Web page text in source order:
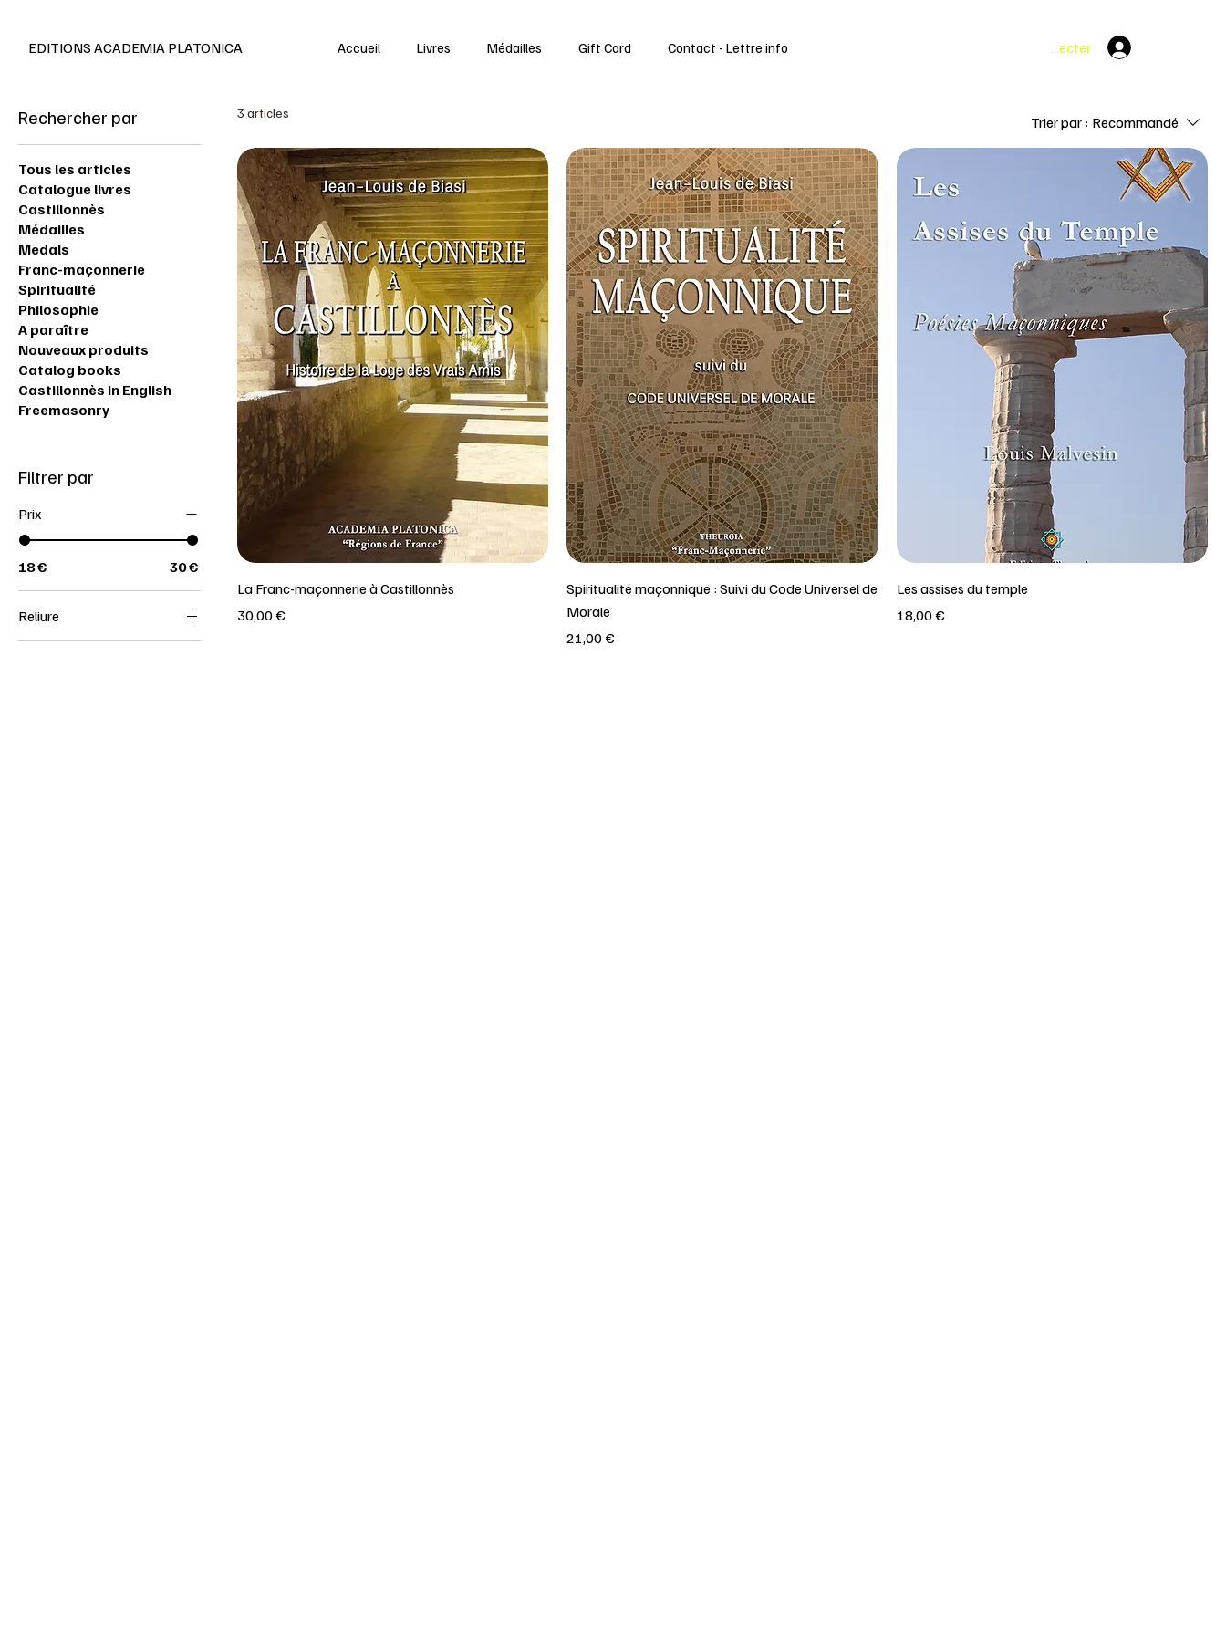
EDITIONS ACADEMIA PLATONICA Accueil Livres Médailles Gift Card Contact - Lettre info Se connecter
Rechercher par
Tous les articles
Catalogue livres
Castillonnès
Médailles
Medals
Franc-maçonnerie
Spiritualité
Philosophie
A paraître
Nouveaux produits
Catalog books
Castillonnès in English
Freemasonry
Filtrer par
Prix
18 € 30 €
Reliure
3 articles
Trier par : Recommandé
La Franc-maçonnerie à Castillonnès
Prix
30,00 €
Spiritualité maçonnique : Suivi du Code Universel de
Morale
Prix
21,00 €
Les assises du temple
Prix
18,00 €